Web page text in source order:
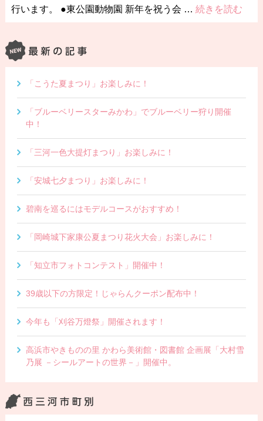
行います。 ●東公園動物園 新年を祝う会 … 続きを読む
「こうた夏まつり」お楽しみに！
「ブルーベリースターみかわ」でブルーベリー狩り開催
中！
「三河一色大提灯まつり」お楽しみに！
「安城七夕まつり」お楽しみに！
碧南を巡るにはモデルコースがおすすめ！
「岡崎城下家康公夏まつり花火大会」お楽しみに！
「知立市フォトコンテスト」開催中！
39歳以下の方限定！じゃらんクーポン配布中！
今年も「刈谷万燈祭」開催されます！
高浜市やきものの里 かわら美術館・図書館 企画展「大村雪
乃展 －シールアートの世界－」開催中。